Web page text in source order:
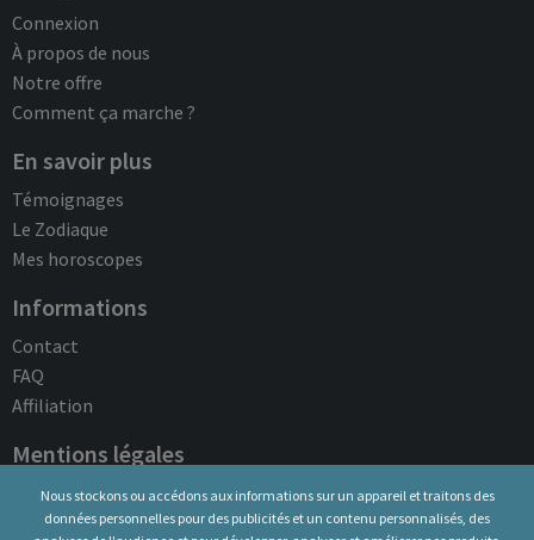
Connexion
À propos de nous
Notre offre
Comment ça marche ?
En savoir plus
Témoignages
Le Zodiaque
Mes horoscopes
Informations
Contact
FAQ
Affiliation
Mentions légales
Conditions d'utilisation
Politique de confidentialité
Nous stockons ou accédons aux informations sur un appareil et traitons des
données personnelles pour des publicités et un contenu personnalisés, des